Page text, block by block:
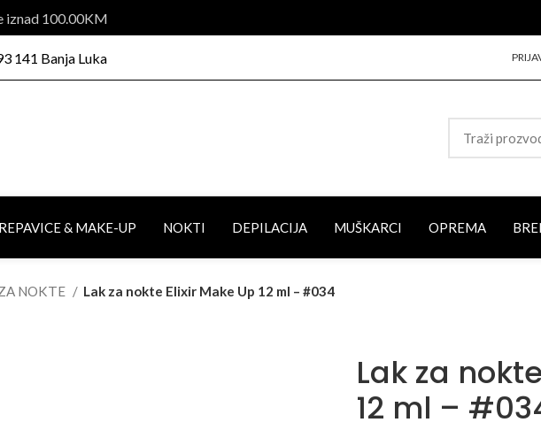
141 Banja Luka
& MAKE-UP NOKTI DEPILACIJA MUŠKARCI OPREMA
NOKTE Lak za nokte Elixir Make Up 12 ml – #034
Lak za
12 ml –
iznad 100.00KM